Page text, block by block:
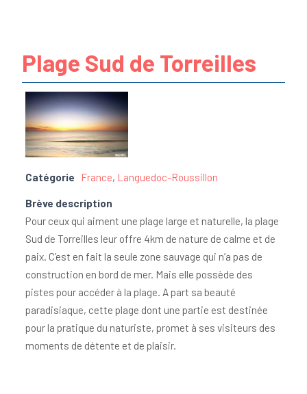
Plage Sud de Torreilles
Catégorie France, Languedoc-Roussillon
Brève description
Pour ceux qui aiment une plage large et naturelle, la plage
Sud de Torreilles leur offre 4km de nature de calme et de
paix. C’est en fait la seule zone sauvage qui n’a pas de
construction en bord de mer. Mais elle possède des
pistes pour accéder à la plage. A part sa beauté
paradisiaque, cette plage dont une partie est destinée
pour la pratique du naturiste, promet à ses visiteurs des
moments de détente et de plaisir.